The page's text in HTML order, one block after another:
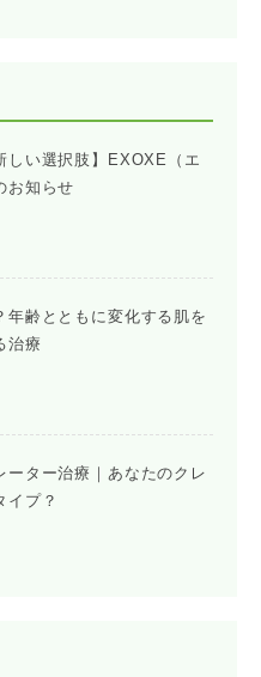
しい選択肢】EXOXE（エ
お知らせ
年齢とともに変化する肌を
治療
ーター治療｜あなたのクレ
イプ？